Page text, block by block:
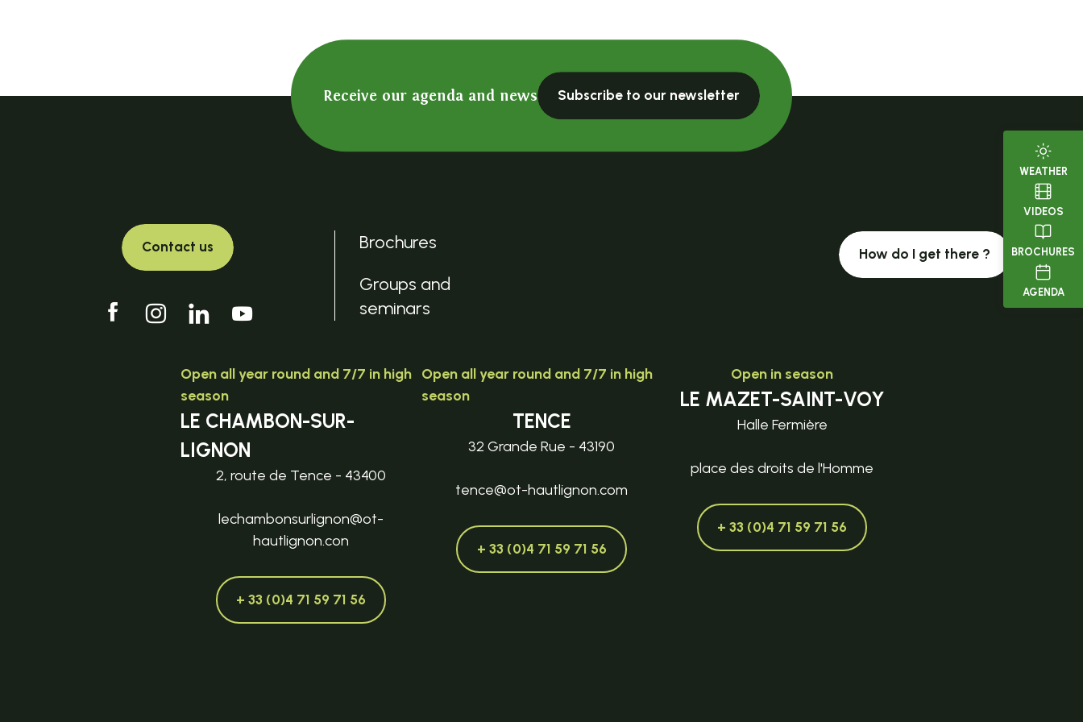
WEATHER
VIDEOS
BROCHURES
AGENDA
GARAGE AD EXPERT BERNARD Jean-CLAUDE ET Brigitte
La Pièce du Boucher
Receive our agenda and news Subscribe to our newsletter
Contact us
Brochures
Groups and
seminars
How do I get there ?
Open all year round and 7/7 in high
season
LE CHAMBON-SUR-
LIGNON
2, route de Tence - 43400
lechambonsurlignon@ot-
hautlignon.con
+ 33 (0)4 71 59 71 56
Open all year round and 7/7 in high
season
TENCE
32 Grande Rue - 43190
tence@ot-hautlignon.com
+ 33 (0)4 71 59 71 56
Open in season
LE MAZET-SAINT-VOY
Halle Fermière
place des droits de l'Homme
+ 33 (0)4 71 59 71 56